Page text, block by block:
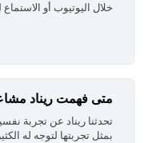
خلال اليوتيوب أو
متى فهمت ريناد
‏تحدثنا ريناد عن تجربة
بمثل تجربتها لتوجه له الكثير من النصح